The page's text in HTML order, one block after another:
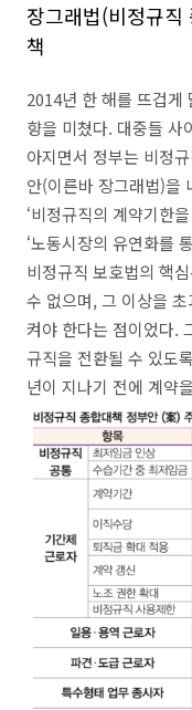
장그래법(비정규
책
2014년 한 해를 뜨겁게
향을 미쳤다. 대중들 사
아지면서 정부는 비정
안(이른바 장그래법)을
‘비정규직의 계약기한
‘노동시장의 유연화를
비정규직 보호법의 핵
수 없으며, 그 이상을
켜야 한다는 점이었다.
규직을 전환될 수 있도
년이 지나기 전에 계약